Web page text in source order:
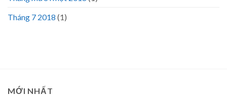
Tháng 7 2018 (1)
MỚI NHẤT